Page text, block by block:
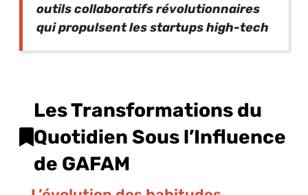
outils collaboratifs révolutionnaires
qui propulsent les startups high-tech
Les Transformations du
Quotidien Sous l’Influence
de GAFAM